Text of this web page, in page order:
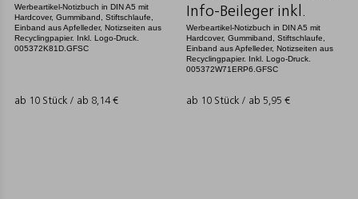
Werbeartikel-Notizbuch in DIN A5 mit
Hardcover, Gummiband, Stiftschlaufe,
Einband aus Apfelleder, Notizseiten aus
Recyclingpapier. Inkl. Logo-Druck.
005372K81D.GFSC
ab 10 Stück / ab 8,14 €
Info-Beileger inkl.
Werbeartikel-Notizbuch in DIN A5 mit
Hardcover, Gummiband, Stiftschlaufe,
Einband aus Apfelleder, Notizseiten aus
Recyclingpapier. Inkl. Logo-Druck.
005372W71ERP6.GFSC
ab 10 Stück / ab 5,95 €